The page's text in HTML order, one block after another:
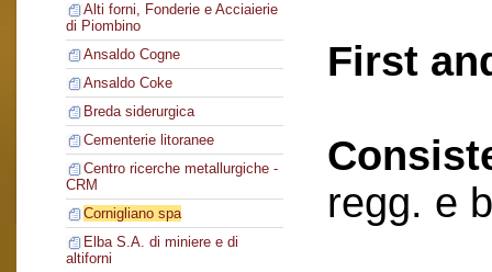
Alti forni, Fonderie e Acciaierie
di Piombino
Ansaldo Cogne
Ansaldo Coke
Breda siderurgica
Cementerie litoranee
Centro ricerche metallurgiche -
CRM
Cornigliano spa
Elba S.A. di miniere e di
altiforni
First
regg. e